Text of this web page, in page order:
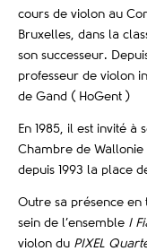
cours de violon au
Bruxelles, dans la
son successeur.
professeur de violon
de Gand ( HoGent )
En 1985, il est invité à
Chambre de
depuis 1993 la place
Outre sa présence en
sein de l’ensemble I
violon du PIXEL